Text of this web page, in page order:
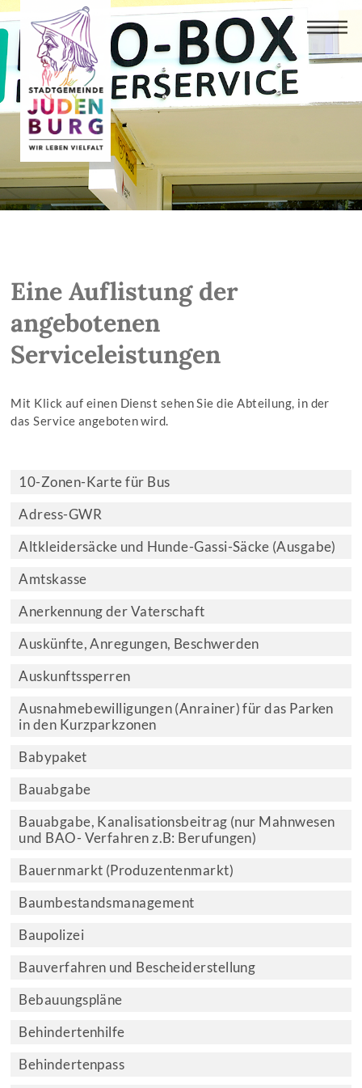
Eine Auflistung der
angebotenen
Serviceleistungen
Mit Klick auf einen Dienst sehen Sie die Abteilung, in der
das Service angeboten wird.
10-Zonen-Karte für Bus
Adress-GWR
Altkleidersäcke und Hunde-Gassi-Säcke (Ausgabe)
Amtskasse
Anerkennung der Vaterschaft
Auskünfte, Anregungen, Beschwerden
Auskunftssperren
Ausnahmebewilligungen (Anrainer) für das Parken
in den Kurzparkzonen
Babypaket
Bauabgabe
Bauabgabe, Kanalisationsbeitrag (nur Mahnwesen
und BAO- Verfahren z.B: Berufungen)
Bauernmarkt (Produzentenmarkt)
Baumbestandsmanagement
Baupolizei
Bauverfahren und Bescheiderstellung
Bebauungspläne
Behindertenhilfe
Behindertenpass